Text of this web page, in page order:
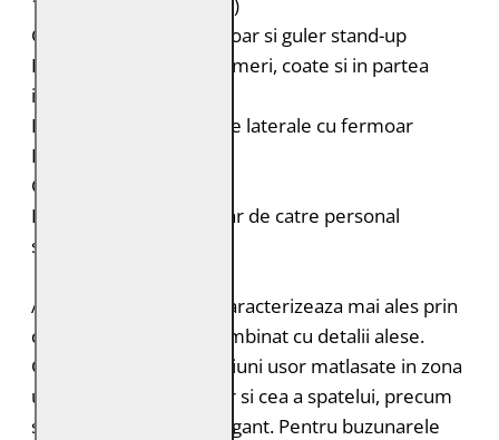
Geaca de piele cu fermoar si guler stand-up
Portiuni matlasate pe umeri, coate si in partea
inferioara a spatelui
Doua buzunare verticale laterale cu fermoar
Fermoar la maneci
Croiala: Regular Fit
Intretinere: Spalare doar de catre personal
specializat
Acest model clasic se caracterizeaza mai ales prin
designul minimalist, combinat cu detalii alese.
Geaca de piele are sectiuni usor matlasate in zona
umerilor, cea a coatelor si cea a spatelui, precum
si un guler stand-up elegant. Pentru buzunarele